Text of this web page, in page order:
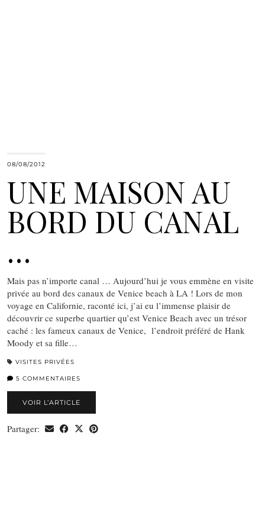
08/08/2012
UNE MAISON AU
BORD DU CANAL
…
Mais pas n’importe canal … Aujourd’hui je vous emmène en visite
privée au bord des canaux de Venice beach à LA ! Lors de mon
voyage en Californie, raconté ici, j’ai eu l’immense plaisir de
découvrir ce superbe quartier qu’est Venice Beach avec un trésor
caché : les fameux canaux de Venice, l’endroit préféré de Hank
Moody et sa fille…
VISITES PRIVÉES
5 COMMENTAIRES
VOIR L’ARTICLE
Partager: